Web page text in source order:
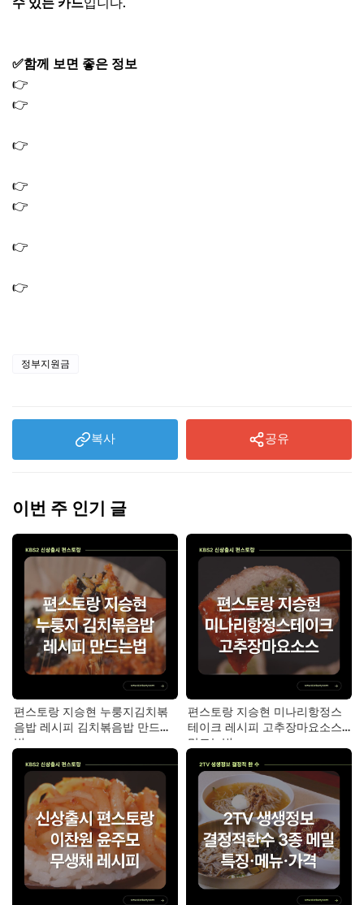
✅함께 보면 좋은 정보
👉
👉
👉
👉
👉
👉
👉
정부지원금
복사 공유
이번 주 인기 글
편스토랑 지승현 누룽지김치볶
음밥 레시피 김치볶음밥 만드는
법
편스토랑 지승현 미나리항정스
테이크 레시피 고추장마요소스
만드는법